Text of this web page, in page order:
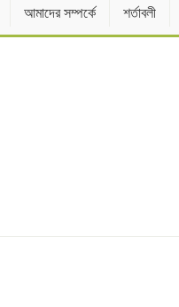
আমাদের সম্পর্কে শর্তাবলী